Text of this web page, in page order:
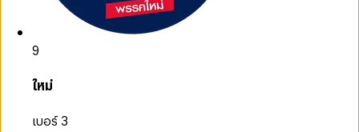
9
ใหม่
เบอร์ 3